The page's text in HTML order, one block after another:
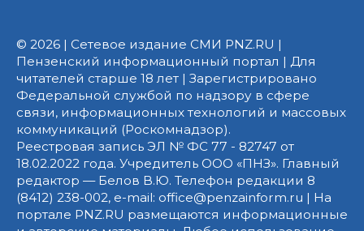
© 2026 | Сетевое издание СМИ PNZ.RU |
Пензенский информационный портал | Для
читателей старше 18 лет | Зарегистрировано
Федеральной службой по надзору в сфере
связи, информационных технологий и массовых
коммуникаций (Роскомнадзор).
Реестровая запись ЭЛ № ФС 77 - 82747 от
18.02.2022 года. Учредитель ООО «ПНЗ». Главный
редактор — Белов В.Ю. Телефон редакции 8
(8412) 238-002, e-mail: office@penzainform.ru | На
портале PNZ.RU размещаются информационные